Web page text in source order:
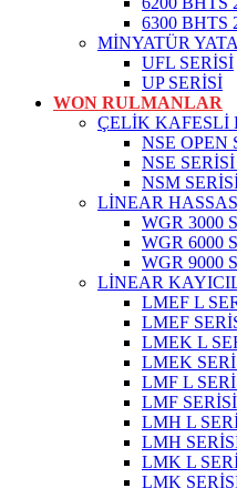
6300 BHTS
MİNYATÜR
UFL SERİSİ
UP SERİSİ
WON RULMANLAR
ÇELİK KAFESLİ
NSE OPEN
NSE
NSM
LİNEAR
WGR 3000
WGR 6000
WGR 9000
LİNEAR
LMEF L
LMEF
LMEK L
LMEK
LMF L
LMF SERİSİ
LMH L
LMH
LMK L
LMK